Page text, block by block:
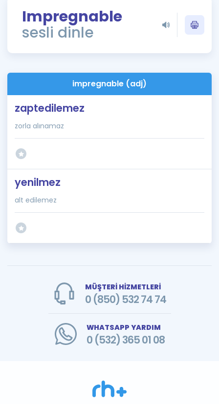
ÖSYM Sınav Takvimi
Kampanyalar
İngilizce Gramer
Impregnable
sesli dinle
impregnable (adj)
zaptedilemez
zorla alınamaz
yenilmez
alt edilemez
MÜŞTERİ HİZMETLERİ
0 (850) 532 74 74
WHATSAPP YARDIM
0 (532) 365 01 08